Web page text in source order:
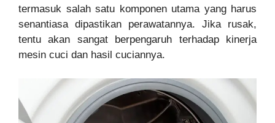
termasuk salah satu komponen utama yang harus
senantiasa dipastikan perawatannya. Jika rusak,
tentu akan sangat berpengaruh terhadap kinerja
mesin cuci dan hasil cuciannya.